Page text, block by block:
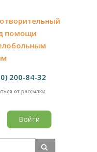
помощи
200-84-32
от рассылки
Войти